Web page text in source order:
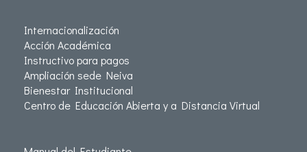
Internacionalización
Acción Académica
Instructivo para pagos
Ampliación sede Neiva
Bienestar Institucional
Centro de Educación Abierta y a Distancia Virtual